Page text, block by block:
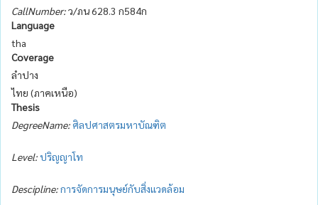
CallNumber:ว/ภน 628.3 ก584ก
Language
tha
Coverage
ลำปาง
ไทย (ภาคเหนือ)
Thesis
DegreeName: ศิลปศาสตรมหาบัณฑิต
Level:ปริญญาโท
Descipline:การจัดการมนุษย์กับสิ่งแวดล้อม